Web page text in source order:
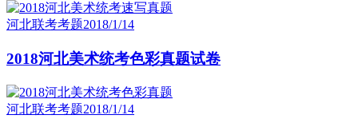
河北联考考题2018/1/14
2018河北美术统考色彩真题试卷
河北联考考题2018/1/14